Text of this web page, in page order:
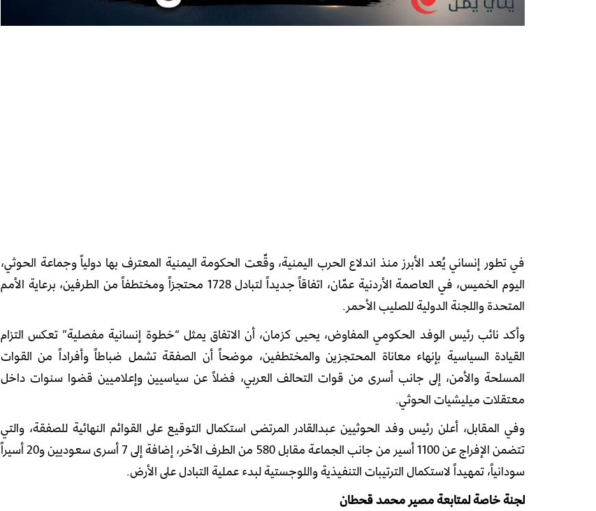
في تطور إنساني يُعد الأبرز منذ اندلاع الحرب اليمنية، وقّعت الحكومة اليمنية المعترف بها دولياً وجماعة الحوثي،
اليوم الخميس، في العاصمة الأردنية عمّان، اتفاقاً جديداً لتبادل 1728 محتجزاً ومختطفاً من الطرفين، برعاية الأمم
المتحدة واللجنة الدولية للصليب الأحمر.
وأكد نائب رئيس الوفد الحكومي المفاوض، يحيى كزمان، أن الاتفاق يمثل “خطوة إنسانية مفصلية” تعكس التزام
القيادة السياسية بإنهاء معاناة المحتجزين والمختطفين، موضحاً أن الصفقة تشمل ضباطاً وأفراداً من القوات
المسلحة والأمن، إلى جانب أسرى من قوات التحالف العربي، فضلاً عن سياسيين وإعلاميين قضوا سنوات داخل
معتقلات ميليشيات الحوثي.
وفي المقابل، أعلن رئيس وفد الحوثيين عبدالقادر المرتضى استكمال التوقيع على القوائم النهائية للصفقة، والتي
تتضمن الإفراج عن 1100 أسير من جانب الجماعة مقابل 580 من الطرف الآخر، إضافة إلى 7 أسرى سعوديين و20 أسيراً
سودانياً، تمهيداً لاستكمال الترتيبات التنفيذية واللوجستية لبدء عملية التبادل على الأرض.
لجنة خاصة لمتابعة مصير محمد قحطان